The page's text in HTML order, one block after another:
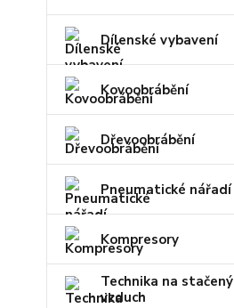
Dílenské vybavení
Kovoobrábění
Dřevoobrábění
Pneumatické nářadí
Kompresory
Technika na stačený
vzduch